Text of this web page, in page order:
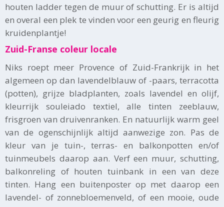
houten ladder tegen de muur of schutting. Er is altijd
en overal een plek te vinden voor een geurig en fleurig
kruidenplantje!
Zuid-Franse coleur locale
Niks roept meer Provence of Zuid-Frankrijk in het
algemeen op dan lavendelblauw of -paars, terracotta
(potten), grijze bladplanten, zoals lavendel en olijf,
kleurrijk souleiado textiel, alle tinten zeeblauw,
frisgroen van druivenranken. En natuurlijk warm geel
van de ogenschijnlijk altijd aanwezige zon. Pas de
kleur van je tuin-, terras- en balkonpotten en/of
tuinmeubels daarop aan. Verf een muur, schutting,
balkonreling of houten tuinbank in een van deze
tinten. Hang een buitenposter op met daarop een
lavendel- of zonnebloemenveld, of een mooie, oude